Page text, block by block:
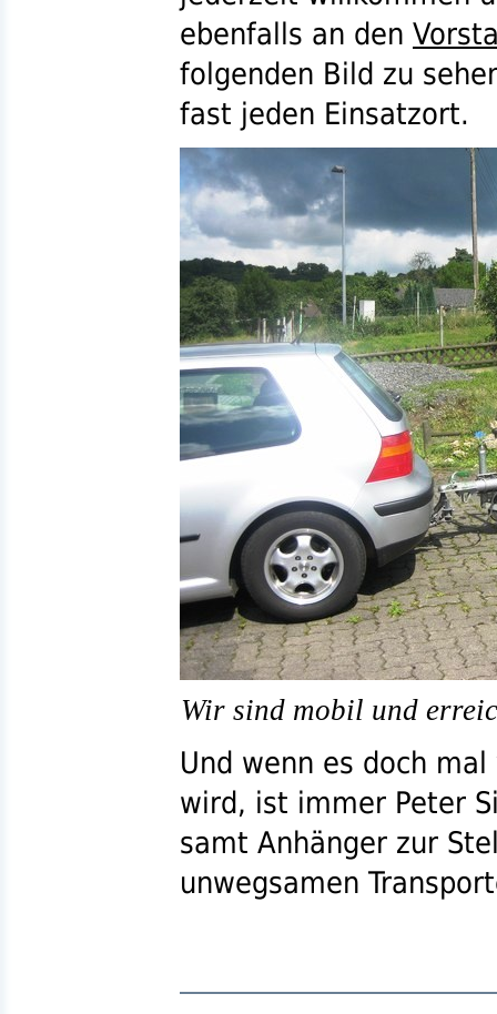
ebenfalls an den
folgenden Bild zu
fast jeden Einsatzort.
Wir sind mobil und
Und wenn es doch
wird, ist immer Peter
samt Anhänger zur
unwegsamen